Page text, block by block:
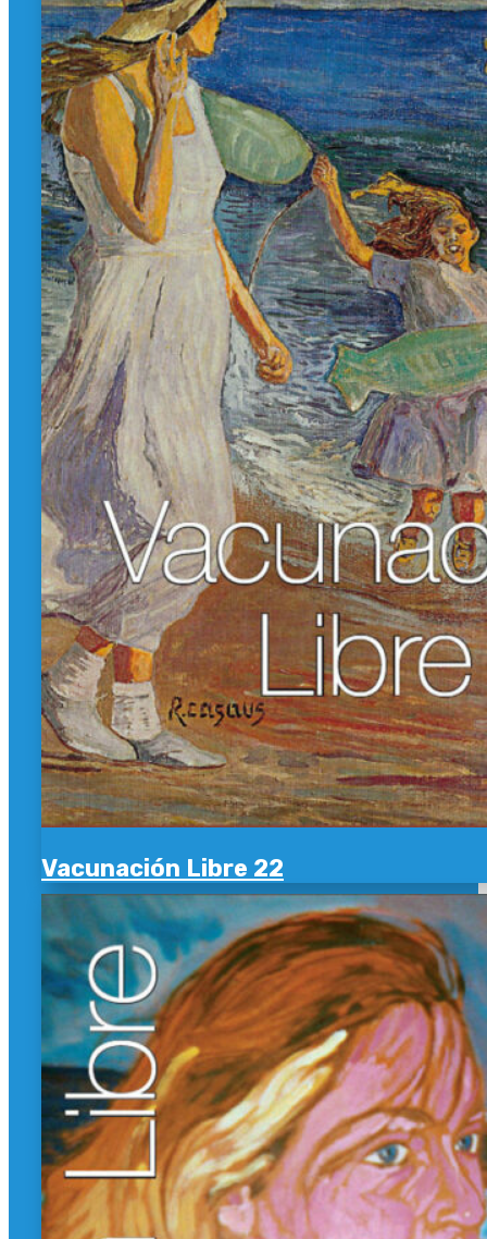
Vacunación Libre 22